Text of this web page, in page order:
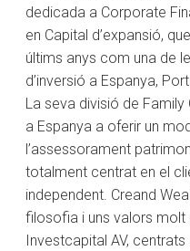
dedicada a Corporate
en Capital d’expansió,
últims anys com una de
d’inversió a Espanya,
La seva divisió de
a Espanya a oferir un
l’assessorament
totalment centrat en el
independent. Creand
filosofia i uns valors molt
Investcapital AV, centrats